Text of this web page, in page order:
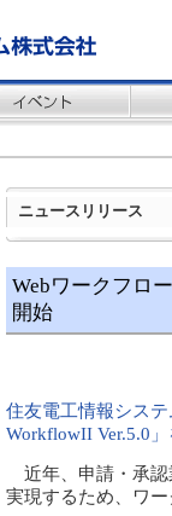
ニュースリリース
Webワークフロ
開始
住友電工情報シス
WorkflowII Ver.5.0
近年、申請・承認
実現するため、ワ